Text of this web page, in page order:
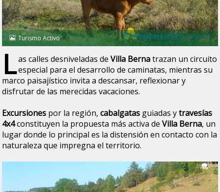
Turismo Activo
Las calles desniveladas deVilla Bernatrazan un circuito
especial para el desarrollo de caminatas, mientras su
marco paisajístico invita a descansar, reflexionar y
disfrutar de las merecidas vacaciones.
Excursiones por la región,cabalgatas guiadas ytravesías
4x4constituyen la propuesta más activa deVilla Berna, un
lugar donde lo principal es la distensión en contacto con la
naturaleza que impregna el territorio.